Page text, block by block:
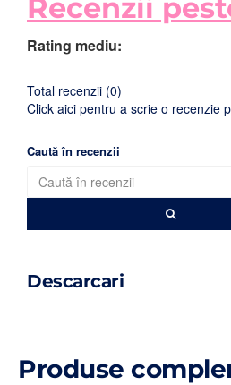
Recenzii
Rating mediu:
Total recenzii (0)
Click aici pentru a scrie o recenzie
Caută în recenzii
Descarcari
Produse